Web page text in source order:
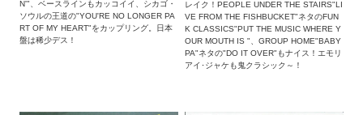
N'"、ベースラインもカッコイイ、シカゴ・
ソウルの王道の"YOU'RE NO LONGER PA
RT OF MY HEART"をカップリング。日本
盤は稀少デス！
レイク！PEOPLE UNDER THE STAIRS"LI
VE FROM THE FISHBUCKET"ネタのFUN
K CLASSICS"PUT THE MUSIC WHERE Y
OUR MOUTH IS "、GROUP HOME"BABY
PA"ネタの"DO IT OVER"もナイス！エモリ
アイ･ジャケも鬼クラシック～！